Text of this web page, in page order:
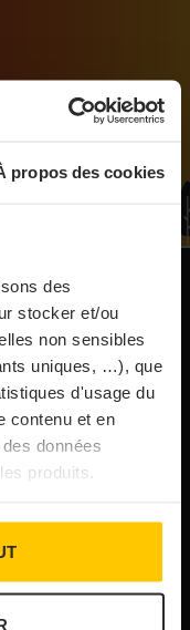
propos des cookies
des
stocker et/ou
non sensibles
uniques, …), que
d'usage du
contenu et en
données
produits.
meilleur
ambitions
mais pas
à 8 000 €
A63 réouverte